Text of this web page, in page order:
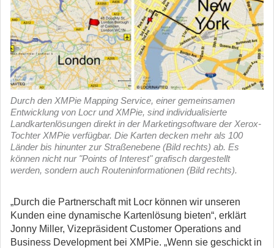
Durch den XMPie Mapping Service, einer gemeinsamen
Entwicklung von Locr und XMPie, sind individualisierte
Landkartenlösungen direkt in der Marketingsoftware der Xerox-
Tochter XMPie verfügbar. Die Karten decken mehr als 100
Länder bis hinunter zur Straßenebene (Bild rechts) ab. Es
können nicht nur "Points of Interest" grafisch dargestellt
werden, sondern auch Routeninformationen (Bild rechts).
„Durch die Partnerschaft mit Locr können wir unseren
Kunden eine dynamische Kartenlösung bieten“, erklärt
Jonny Miller, Vizepräsident Customer Operations and
Business Development bei XMPie. „Wenn sie geschickt in